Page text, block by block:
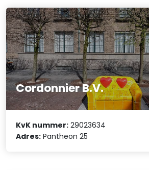
Cordonnier B.V.
KvK nummer: 29023634
Adres: Pantheon 25